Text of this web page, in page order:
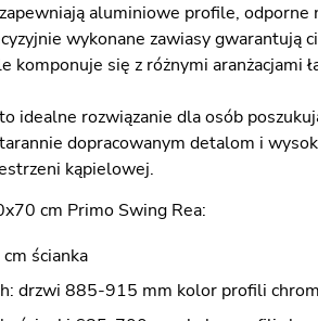
aluminiowe profile,
wykonane zawiasy gwarantują
komponuje się z różnymi aranżacjami
idealne rozwiązanie dla osób
dopracowanym detalom i
kąpielowej.
cm Primo Swing Rea:
ścianka
drzwi 885-915 mm kolor profili chrom